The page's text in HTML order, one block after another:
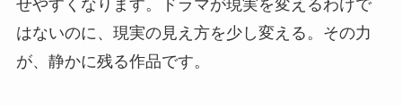
せやすくなります。ドラマが現実を変えるわけで
はないのに、現実の見え方を少し変える。その力
が、静かに残る作品です。